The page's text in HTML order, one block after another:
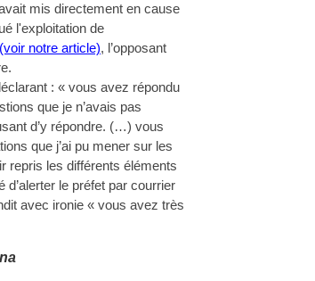
mis directement en cause
l'exploitation de
(voir notre article), l’opposant
: « vous avez répondu
que je n’avais pas
d’y répondre. (…) vous
que j’ai pu mener sur les
repris les différents éléments
le préfet par courrier
avec ironie « vous avez très